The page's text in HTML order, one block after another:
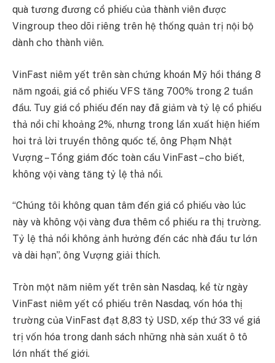
quà tương đương cổ phiếu của thành viên được
Vingroup theo dõi riêng trên hệ thống quản trị nội bộ
dành cho thành viên.
VinFast niêm yết trên sàn chứng khoán Mỹ hồi tháng 8
năm ngoái, giá cổ phiếu VFS tăng 700% trong 2 tuần
đầu. Tuy giá cổ phiếu đến nay đã giảm và tỷ lệ cổ phiếu
thả nổi chỉ khoảng 2%, nhưng trong lần xuất hiện hiếm
hoi trả lời truyền thông quốc tế, ông Phạm Nhật
Vượng – Tổng giám đốc toàn cầu VinFast – cho biết,
không vội vàng tăng tỷ lệ thả nổi.
“Chúng tôi không quan tâm đến giá cổ phiếu vào lúc
này và không vội vàng đưa thêm cổ phiếu ra thị trường.
Tỷ lệ thả nổi không ảnh hưởng đến các nhà đầu tư lớn
và dài hạn”, ông Vượng giải thích.
Tròn một năm niêm yết trên sàn Nasdaq, kể từ ngày
VinFast niêm yết cổ phiếu trên Nasdaq, vốn hóa thị
trường của VinFast đạt 8,83 tỷ USD, xếp thứ 33 về giá
trị vốn hóa trong danh sách những nhà sản xuất ô tô
lớn nhất thế giới.